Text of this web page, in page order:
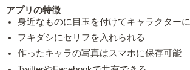
アプリの特徴
身近なものに目玉を付けてキャラクターに
フキダシにセリフを入れられる
作ったキャラの写真はスマホに保存可能